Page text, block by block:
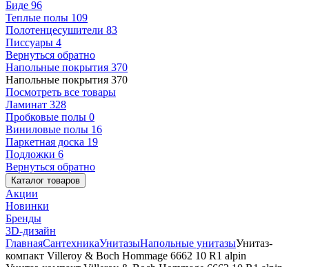
Биде 96
Теплые полы 109
Полотенцесушители 83
Писсуары 4
Вернуться обратно
Напольные покрытия 370
Напольные покрытия 370
Посмотреть все товары
Ламинат 328
Пробковые полы 0
Виниловые полы 16
Паркетная доска 19
Подложки 6
Вернуться обратно
Каталог товаров
Акции
Новинки
Бренды
3D-дизайн
ГлавнаяСантехникаУнитазыНапольные унитазыУнитаз-
компакт Villeroy & Boch Hommage 6662 10 R1 alpin